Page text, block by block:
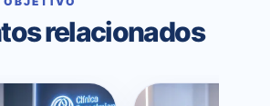
relacionados